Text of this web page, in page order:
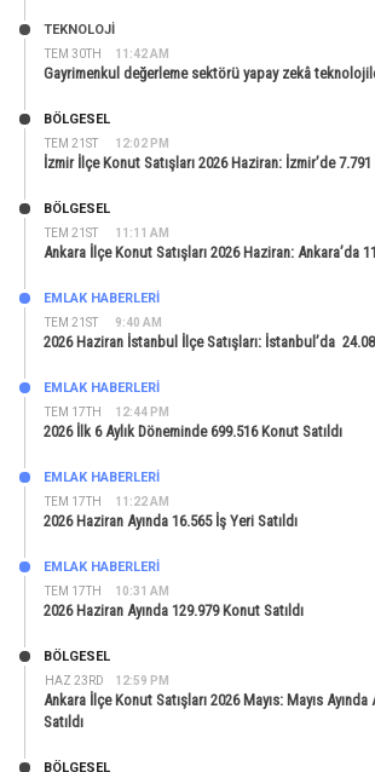
TEM 30TH 11:42 AM
TEKNOLOJİ
Gayrimenkul değerleme sektörü yapay zekâ
TEM 21ST 12:02 PM
BÖLGESEL
İzmir İlçe Konut Satışları 2026 Haziran: İzmir’de 7.791
TEM 21ST 11:11 AM
BÖLGESEL
Ankara İlçe Konut Satışları 2026 Haziran: Ankara’da
TEM 21ST 9:40 AM
EMLAK HABERLERI
2026 Haziran İstanbul İlçe Satışları: İstanbul’da
TEM 17TH 12:44 PM
EMLAK HABERLERI
2026 İlk 6 Aylık Döneminde 699.516 Konut Satıldı
TEM 17TH 11:22 AM
EMLAK HABERLERI
2026 Haziran Ayında 16.565 İş Yeri Satıldı
TEM 17TH 10:31 AM
EMLAK HABERLERI
2026 Haziran Ayında 129.979 Konut Satıldı
HAZ 23RD 12:59 PM
BÖLGESEL
Ankara İlçe Konut Satışları 2026 Mayıs: Mayıs
Satıldı
BÖLGESEL